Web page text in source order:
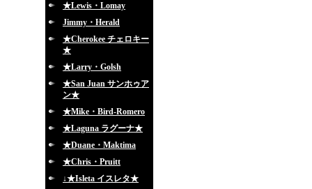
★Lewis・Lomay
Jimmy・Herald
★Cherokee チェロキー
★
★Larry・Golsh
★San Juan サンホゥア
ン★
★Mike・Bird-Romero
★Laguna ラグーナ★
★Duane・Maktima
★Chris・Pruitt
↓★Isleta イスレタ★